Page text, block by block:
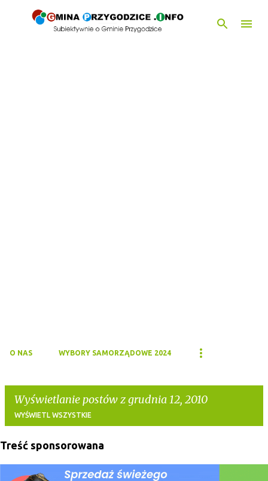
Przejdź do głównej zawartości
O NAS WYBORY SAMORZĄDOWE 2024
Wyświetlanie postów z grudnia 12, 2010
WYŚWIETL WSZYSTKIE
Treść sponsorowana